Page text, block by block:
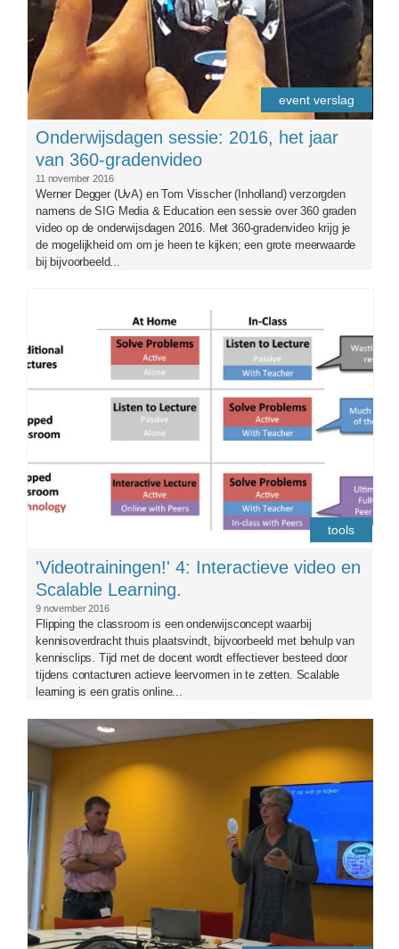
event verslag
Onderwijsdagen sessie: 2016, het jaar
van 360-gradenvideo
11 november 2016
Werner Degger (UvA) en Tom Visscher (Inholland) verzorgden
namens de SIG Media & Education een sessie over 360 graden
video op de onderwijsdagen 2016. Met 360-gradenvideo krijg je
de mogelijkheid om om je heen te kijken; een grote meerwaarde
bij bijvoorbeeld...
tools
'Videotrainingen!' 4: Interactieve video en
Scalable Learning.
9 november 2016
Flipping the classroom is een onderwijsconcept waarbij
kennisoverdracht thuis plaatsvindt, bijvoorbeeld met behulp van
kennisclips. Tijd met de docent wordt effectiever besteed door
tijdens contacturen actieve leervormen in te zetten. Scalable
learning is een gratis online...
front.jpg